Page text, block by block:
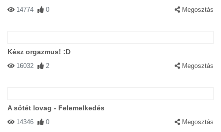
14774 0 Megosztás
Kész orgazmus! :D
16032 2 Megosztás
A sötét lovag - Felemelkedés
14346 0 Megosztás